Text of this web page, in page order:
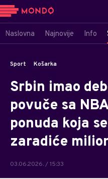
Naslovna Najnovije Info
Sport Košarka
Srbin imao
povuče sa
ponuda koja
zaradiće
03.06.2026. / 15:33